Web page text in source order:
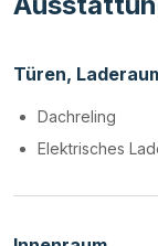
Türen,
Dachreling
Elektrisches